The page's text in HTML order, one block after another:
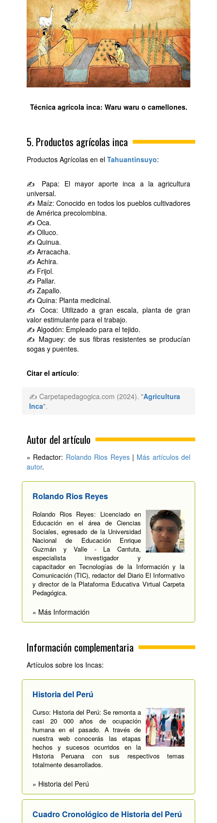
Técnica agrícola inca: Waru waru o camellones.
5. Productos agrícolas inca
Productos Agrícolas en el Tahuantinsuyo:
✍ Papa: El mayor aporte inca a la agricultura
universal.
✍ Maíz: Conocido en todos los pueblos cultivadores
de América precolombina.
✍ Oca.
✍ Olluco.
✍ Quinua.
✍ Arracacha.
✍ Achira.
✍ Frijol.
✍ Pallar.
✍ Zapallo.
✍ Quina: Planta medicinal.
✍ Coca: Utilizado a gran escala, planta de gran
valor estimulante para el trabajo.
✍ Algodón: Empleado para el tejido.
✍ Maguey: de sus fibras resistentes se producían
sogas y puentes.
Citar el artículo:
✍ Carpetapedagogica.com (2024). "Agricultura
Inca".
Autor del artículo
» Redactor: Rolando Rios Reyes| Más artículos del
autor.
Rolando Rios Reyes
Rolando Rios Reyes: Licenciado en
Educación en el área de Ciencias
Sociales, egresado de la Universidad
Nacional de Educación Enrique
Guzmán y Valle - La Cantuta,
especialista investigador y
capacitador en Tecnologías de la Información y la
Comunicación (TIC), redactor del Diario El Informativo
y director de la Plataforma Educativa Virtual Carpeta
Pedagógica.
» Más Información
Información complementaria
Artículos sobre los Incas:
Historia del Perú
Curso: Historia del Perú: Se remonta a
casi 20 000 años de ocupación
humana en el pasado. A través de
nuestra web conocerás las etapas
hechos y sucesos ocurridos en la
Historia Peruana con sus respectivos temas
totalmente desarrollados.
» Historia del Perú
Cuadro Cronológico de Historia del Perú